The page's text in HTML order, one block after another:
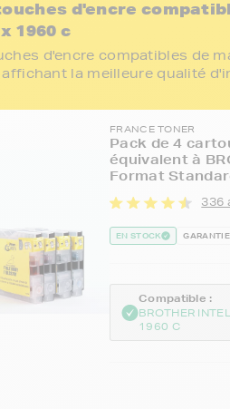
d'encre
1960 c
d'encre compatibles de
la meilleure qualité
FRANCE TONER
Pack de 4
équivalent à
Format
336
EN STOCK
Compatible :
BROTHER
1960 C